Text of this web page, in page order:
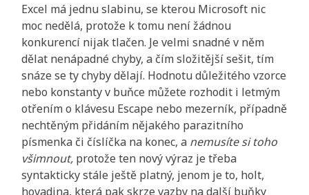
Excel má jednu slabinu, se kterou Microsoft nic
moc nedělá, protože k tomu není žádnou
konkurencí nijak tlačen. Je velmi snadné v něm
dělat nenápadné chyby, a čím složitější sešit, tím
snáze se ty chyby dělají. Hodnotu důležitého vzorce
nebo konstanty v buňce můžete rozhodit i letmým
otřením o klávesu Escape nebo mezerník, případně
nechtěným přidáním nějakého parazitního
písmenka či číslíčka na konec, a nemusíte si toho
všimnout, protože ten nový výraz je třeba
syntakticky stále ještě platný, jenom je to, holt,
hovadina, která pak skrze vazby na další buňky